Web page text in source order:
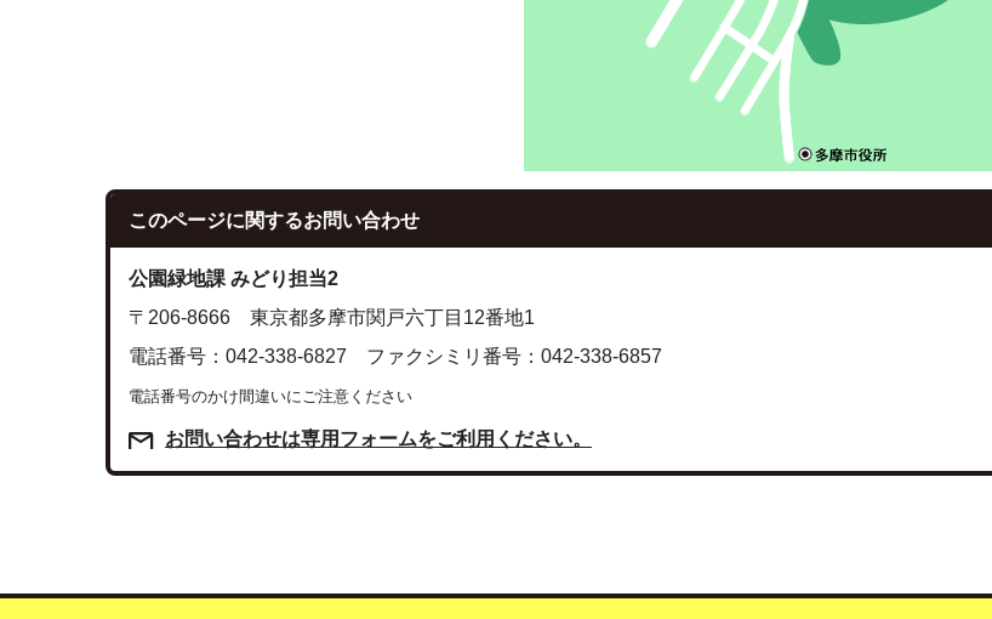
このページに関するお問い合わせ
公園緑地課 みどり担当2
〒206-8666 東京都多摩市関戸六丁目12番地1
電話番号：042-338-6827 ファクシミリ番号：042-338-6857
電話番号のかけ間違いにご注意ください
お問い合わせは専用フォームをご利用ください。